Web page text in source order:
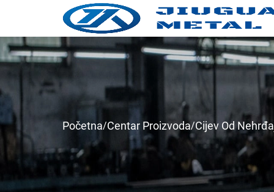
Početna Centar Proizvoda Cijev Od